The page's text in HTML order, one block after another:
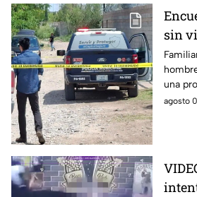
sin
ya
una
colonia
agosto